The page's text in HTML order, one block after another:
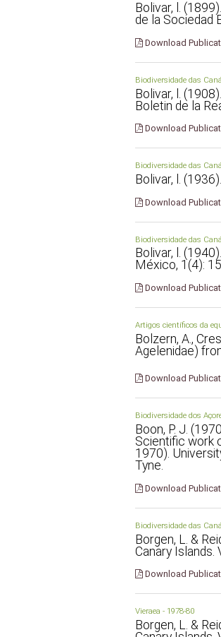
Bolivar, l.
de la Sociedad
Download
Biodiversidade das
Bolivar, l.
Boletin de la
Download
Biodiversidade das
Bolivar, l.
Download
Biodiversidade das
Bolivar, l.
México, 1(4):
Download
Artigos científicos da
Bolzern, A.,
Agelenidae)
Download
Biodiversidade dos
Boon, P. J.
Scientific work
1970).
Tyne.
Download
Biodiversidade das
Borgen, L. &
Canary Islands.
Download
Vieraea - 1978-80
Borgen, L. &